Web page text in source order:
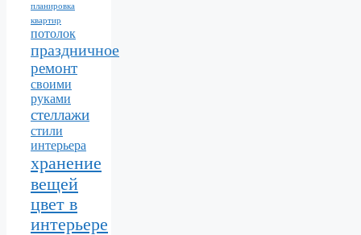
планировка
квартир
потолок
праздничное
ремонт
своими
руками
стеллажи
стили
интерьера
хранение
вещей
цвет в
интерьере